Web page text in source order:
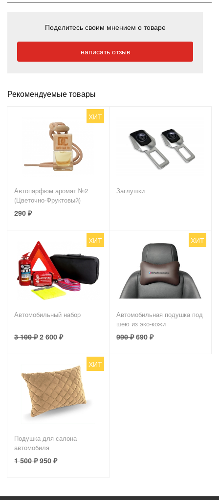
Поделитесь своим мнением о товаре
написать отзыв
Рекомендуемые товары
ХИТ
Автопарфюм аромат №2
(Цветочно-Фруктовый)
290₽
Заглушки
ХИТ
Автомобильный набор
3 100₽ 2 600₽
ХИТ
Автомобильная подушка под
шею из эко-кожи
990₽ 690₽
ХИТ
Подушка для салона
автомобиля
1 500₽ 950₽